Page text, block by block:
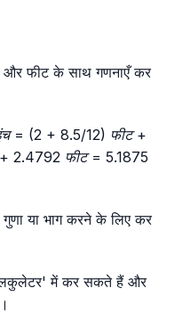
और फीट के साथ गणनाएँ कर
= (2 + 8.5/12) फीट +
2.4792 फीट = 5.1875
या भाग करने के लिए कर
में कर सकते हैं और